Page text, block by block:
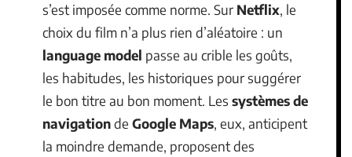
s’est imposée comme norme. Sur Netflix, le
choix du film n’a plus rien d’aléatoire : un
language model passe au crible les goûts,
les habitudes, les historiques pour suggérer
le bon titre au bon moment. Les systèmes de
navigationde Google Maps, eux, anticipent
la moindre demande, proposent des